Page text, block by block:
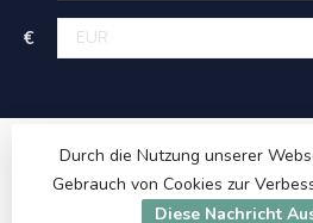
€
Durch die Nutzung unserer
Gebrauch von Cookies zur
Diese Nachricht